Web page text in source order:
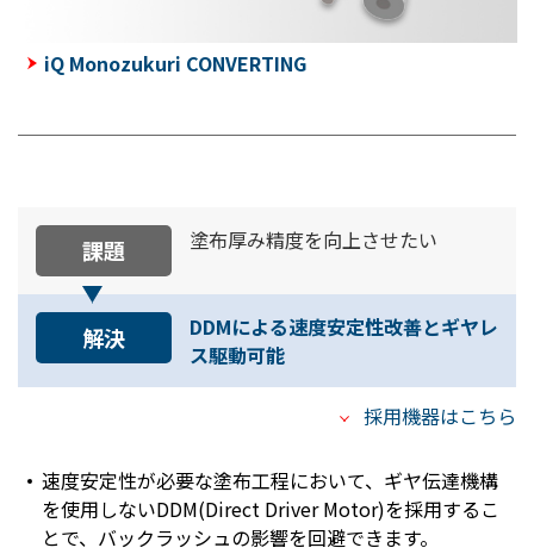
iQ Monozukuri CONVERTING
課題 塗布厚み精度を向上させたい
解決
DDMによる速度安定性改善とギヤレ
ス駆動可能
採用機器はこちら
速度安定性が必要な塗布工程において、ギヤ伝達機構
を使用しないDDM(Direct Driver Motor)を採用するこ
とで、バックラッシュの影響を回避できます。